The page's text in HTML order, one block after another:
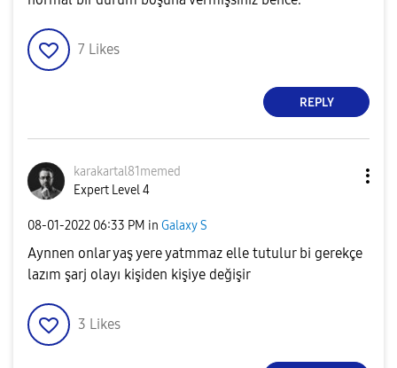
7 Likes
REPLY
karakartal81memed
Expert Level 4
‎08-01-2022 06:33 PM in Galaxy S
Aynnen onlar yaş yere yatmmaz elle tutulur bi gerekçe
lazım şarj olayı kişiden kişiye değişir
3 Likes